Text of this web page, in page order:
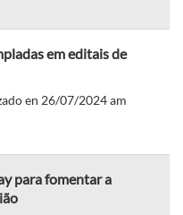
em editais de
en 26/07/2024 am
para fomentar a